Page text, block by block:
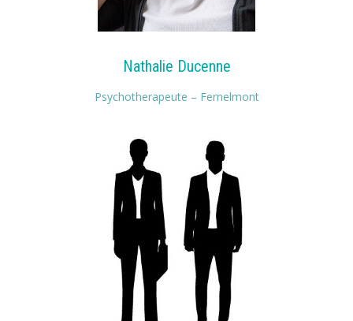
Nathalie Ducenne
Psychotherapeute – Fernelmont